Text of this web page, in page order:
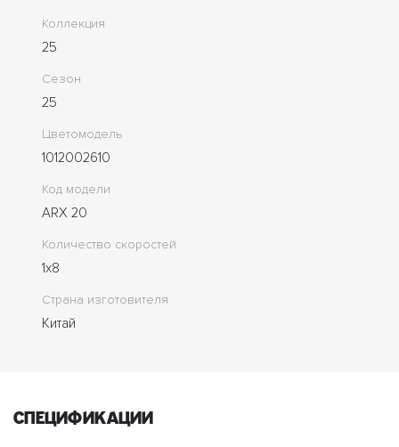
Коллекция
25
Сезон
25
Цветомодель
1012002610
Код модели
ARX 20
Количество скоростей
1x8
Страна изготовителя
Китай
спецификации